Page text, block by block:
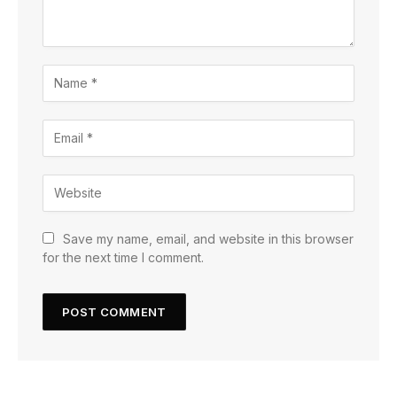
Save my name, email, and website in this browser
for the next time I comment.